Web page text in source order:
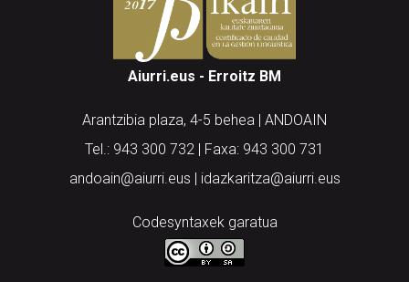
Aiurri.eus - Erroitz BM
Arantzibia plaza, 4-5 behea | ANDOAIN
Tel.: 943 300 732 | Faxa: 943 300 731
andoain@aiurri.eus | idazkaritza@aiurri.eus
Codesyntaxek garatua